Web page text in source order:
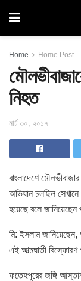
Home Home Post
নিহত
মার্চ ৩০, ২০১৭
বাংলাদেশে
অভিযান চলছিল
হয়েছে বলে জানিয়েছেন
মি: ইসলাম
এই আত্মঘাতী বিস্ফোরণ
ফতেহপুরের জঙ্গি